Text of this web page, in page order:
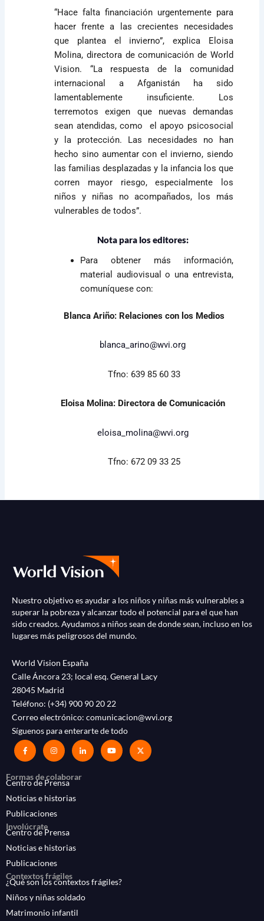
“Hace falta financiación urgentemente para
hacer frente a las crecientes necesidades
que plantea el invierno”, explica Eloisa
Molina, directora de comunicación de World
Vision. “La respuesta de la comunidad
internacional a Afganistán ha sido
lamentablemente insuficiente. Los
terremotos exigen que nuevas demandas
sean atendidas, como el apoyo psicosocial
y la protección. Las necesidades no han
hecho sino aumentar con el invierno, siendo
las familias desplazadas y la infancia los que
corren mayor riesgo, especialmente los
niños y niñas no acompañados, los más
vulnerables de todos”.
Nota para los editores:
Para obtener más información,
material audiovisual o una entrevista,
comuníquese con:
Blanca Ariño: Relaciones con los Medios
blanca_arino@wvi.org
Tfno: 639 85 60 33
Eloisa Molina: Directora de Comunicación
eloisa_molina@wvi.org
Tfno: 672 09 33 25
Nuestro objetivo es ayudar a los niños y niñas más vulnerables a
superar la pobreza y alcanzar todo el potencial para el que han
sido creados. Ayudamos a niños sean de donde sean, incluso en los
lugares más peligrosos del mundo.
World Vision España
Calle Áncora 23; local esq. General Lacy
28045 Madrid
Teléfono: (+34) 900 90 20 22
Correo electrónico: comunicacion@wvi.org
Síguenos para enterarte de todo
Formas de colaborar
Centro de Prensa
Noticias e historias
Publicaciones
Involúcrate
Centro de Prensa
Noticias e historias
Publicaciones
Contextos frágiles
¿Qué son los contextos frágiles?
Niños y niñas soldado
Matrimonio infantil